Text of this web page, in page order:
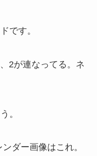
です。
2が連なってる。ネ
。
ダー画像はこれ。